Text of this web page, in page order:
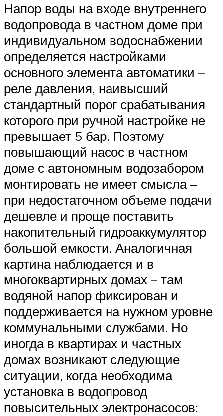
Напор воды на входе внутреннего
водопровода в частном доме при
индивидуальном водоснабжении
определяется настройками
основного элемента автоматики –
реле давления, наивысший
стандартный порог срабатывания
которого при ручной настройке не
превышает 5 бар. Поэтому
повышающий насос в частном
доме с автономным водозабором
монтировать не имеет смысла –
при недостаточном объеме подачи
дешевле и проще поставить
накопительный гидроаккумулятор
большой емкости. Аналогичная
картина наблюдается и в
многоквартирных домах – там
водяной напор фиксирован и
поддерживается на нужном уровне
коммунальными службами. Но
иногда в квартирах и частных
домах возникают следующие
ситуации, когда необходима
установка в водопровод
повысительных электронасосов: